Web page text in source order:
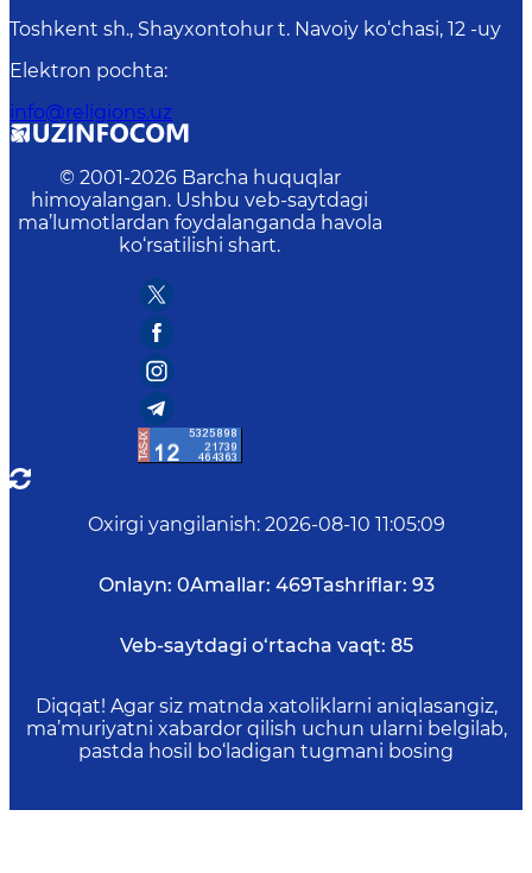
Toshkent sh., Shayxontohur t. Navoiy ko‘chasi, 12 -uy
Elektron pochta:
info@religions.uz
© 2001-2026 Barcha huquqlar
himoyalangan. Ushbu veb-saytdagi
ma’lumotlardan foydalanganda havola
ko‘rsatilishi shart.
Oxirgi yangilanish: 2026-08-10 11:05:09
Onlayn: 0Amallar: 469Tashriflar: 93
Veb-saytdagi o‘rtacha vaqt: 85
Diqqat! Agar siz matnda xatoliklarni aniqlasangiz,
ma’muriyatni xabardor qilish uchun ularni belgilab,
pastda hosil bo‘ladigan tugmani bosing